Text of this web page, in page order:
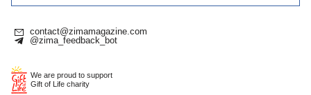
contact@zimamagazine.com
@zima_feedback_bot
We are proud to support
Gift of Life charity